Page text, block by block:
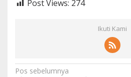
Post Views: 274
Ikuti Kami
N
Pos sebelumnya